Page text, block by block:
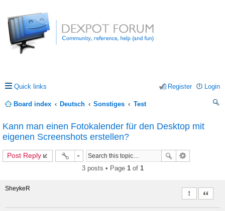
Quick links Login
Register
Board index Deutsch Sonstiges
Test
Kann man einen Fotokalender für den Desktop mit
eigenen Screenshots erstellen?
Post Reply
3 posts • Page 1of 1
SheykeR
Report this
Quote